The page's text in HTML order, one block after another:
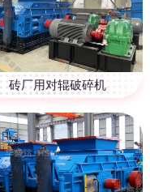
砖厂用对辊破碎机